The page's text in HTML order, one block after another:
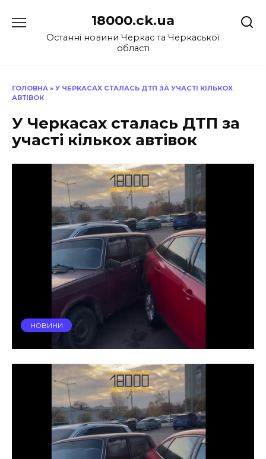
до
18000.ck.ua
Останні новини Черкас та Черкаської
області
ГОЛОВНА » У ЧЕРКАСАХ СТАЛАСЬ ДТП ЗА УЧАСТІ КІЛЬКОХ
АВТІВОК
У Черкасах сталась ДТП за
участі кількох автівок
НОВИНИ